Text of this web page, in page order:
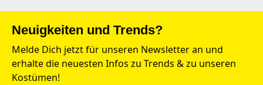
Neuigkeiten und Trends?
Melde Dich jetzt für unseren Newsletter an und
erhalte die neuesten Infos zu Trends & zu unseren
Kostümen!